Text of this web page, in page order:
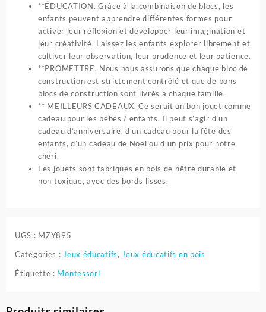
**ÉDUCATION. Grâce à la combinaison de blocs, les
enfants peuvent apprendre différentes formes pour
activer leur réflexion et développer leur imagination et
leur créativité. Laissez les enfants explorer librement et
cultiver leur observation, leur prudence et leur patience.
**PROMETTRE. Nous nous assurons que chaque bloc de
construction est strictement contrôlé et que de bons
blocs de construction sont livrés à chaque famille.
** MEILLEURS CADEAUX. Ce serait un bon jouet comme
cadeau pour les bébés / enfants. Il peut s’agir d’un
cadeau d’anniversaire, d’un cadeau pour la fête des
enfants, d’un cadeau de Noël ou d’un prix pour notre
chéri.
Les jouets sont fabriqués en bois de hêtre durable et
non toxique, avec des bords lisses.
UGS : MZY895
Catégories : Jeux éducatifs, Jeux éducatifs en bois
Étiquette : Montessori